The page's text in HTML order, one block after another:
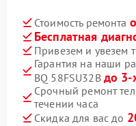
Стоимость ремонта
Бесплатная
Привезем и увезем
Гарантия на наши
BQ 58FSU32B до 3-
Срочный ремонт
течении часа
Скидка для вас до